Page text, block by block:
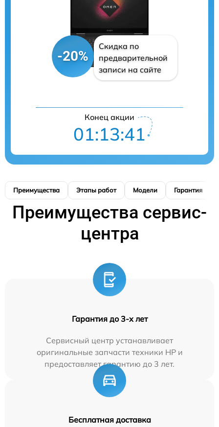
-20%
Скидка по
предварительной
записи на сайте
Конец акции
01:13:40
Преимущества Этапы работ Модели Гарантия
Преимущества сервис-
центра
Гарантия до 3-х лет
Сервисный центр устанавливает
оригинальные запчасти техники HP и
предоставляет гарантию до 3 лет.
Бесплатная доставка